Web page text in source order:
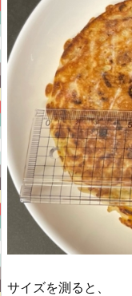
サイズを測ると、